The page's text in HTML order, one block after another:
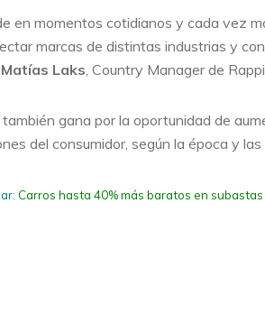
en momentos cotidianos y cada vez
marcas de distintas industrias y
Matías Laks , Country Manager de Rappi.
también gana por la oportunidad de
del consumidor, según la época y las
Carros hasta 40% más baratos en